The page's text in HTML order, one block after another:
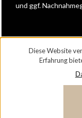
und ggf.
Diese Website
Erfahrung